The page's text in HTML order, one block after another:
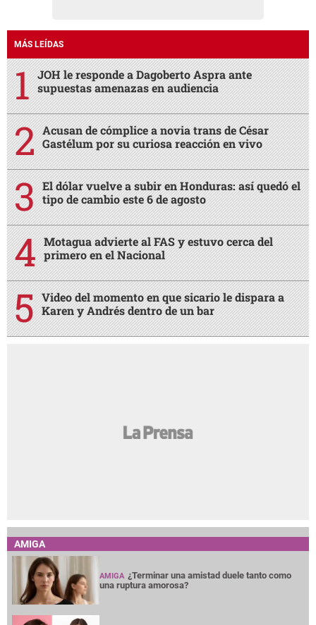
MÁS LEÍDAS
JOH le responde a Dagoberto Aspra ante
supuestas amenazas en audiencia
Acusan de cómplice a novia trans de César
Gastélum por su curiosa reacción en vivo
El dólar vuelve a subir en Honduras: así quedó el
tipo de cambio este 6 de agosto
Motagua advierte al FAS y estuvo cerca del
primero en el Nacional
Video del momento en que sicario le dispara a
Karen y Andrés dentro de un bar
AMIGA
AMIGA ¿Terminar una amistad duele tanto como
una ruptura amorosa?